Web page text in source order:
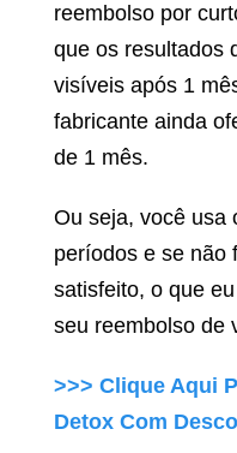
reembolso por
que os resultados
visíveis após 1
fabricante ainda
de 1 mês.
Ou seja, você usa
períodos e se não
satisfeito, o que
seu reembolso de
>>> Clique Aqui
Detox Com